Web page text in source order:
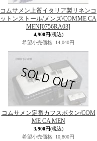
コムサメン上質イタリア製リネンコ
ットンストール/メンズ/COMME CA
MEN[0756RA03]
4,900円(税込)
希望小売価格: 14,040円
コムサメン定番カフスボタン/COM
ME CA MEN
3,900円(税込)
希望小売価格: 10,800円